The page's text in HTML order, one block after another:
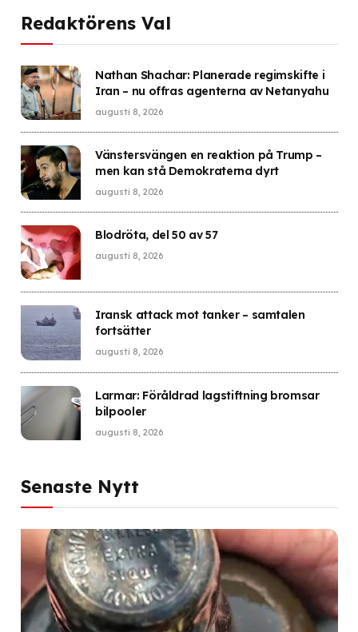
Redaktörens Val
Nathan Shachar: Planerade regimskifte i
Iran – nu offras agenterna av Netanyahu
augusti 8, 2026
Vänstersvängen en reaktion på Trump –
men kan stå Demokraterna dyrt
augusti 8, 2026
Blodröta, del 50 av 57
augusti 8, 2026
Iransk attack mot tanker – samtalen
fortsätter
augusti 8, 2026
Larmar: Föråldrad lagstiftning bromsar
bilpooler
augusti 8, 2026
Senaste Nytt